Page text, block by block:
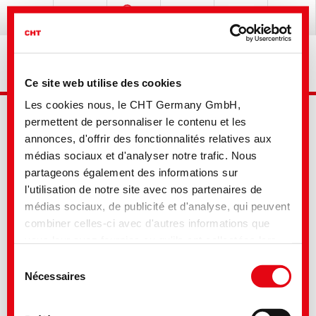
Ce site web utilise des cookies
Les cookies nous, le CHT Germany GmbH,
permettent de personnaliser le contenu et les
annonces, d'offrir des fonctionnalités relatives aux
médias sociaux et d'analyser notre trafic. Nous
partageons également des informations sur
l'utilisation de notre site avec nos partenaires de
médias sociaux, de publicité et d'analyse, qui peuvent
combiner celles-ci avec d'autres informations que
à nos cookies si vous continuez à utiliser notre site
possible que des données soient transmises aux
Nécessaires
Recherche avancée
Votre sélection